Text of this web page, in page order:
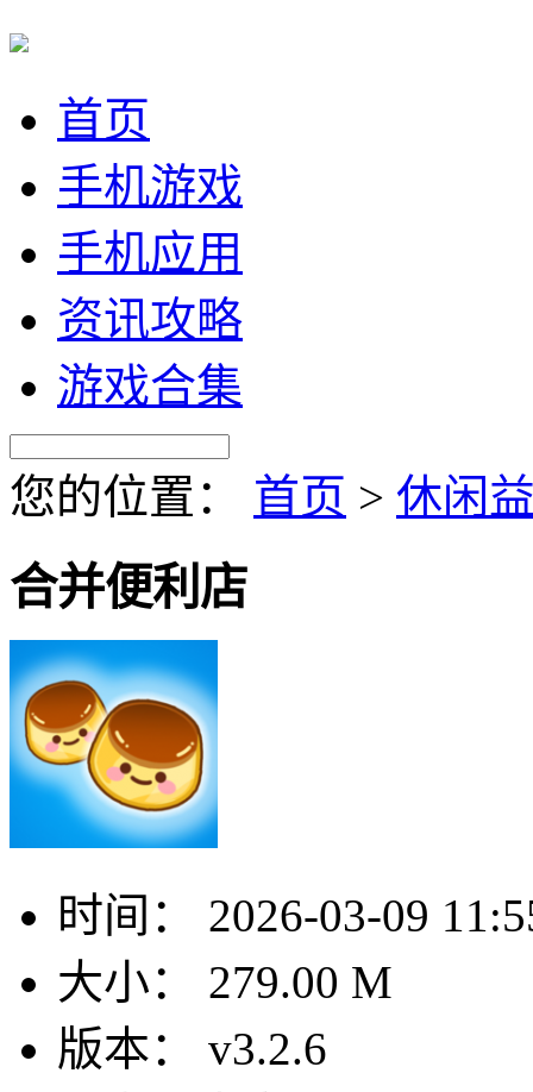
首页
手机游戏
手机应用
资讯攻略
游戏合集
您的位置： 首页 > 休闲
合并便利店
时间：
2026-03-09
大小：
279.00 M
版本：
v3.2.6